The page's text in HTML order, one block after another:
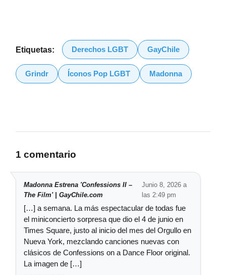
Etiquetas: Derechos LGBT GayChile
Grindr Íconos Pop LGBT Madonna
1 comentario
Madonna Estrena 'Confessions II –
The Film' | GayChile.com
Junio 8, 2026 a
las 2:49 pm
[…] a semana. La más espectacular de todas fue
el miniconcierto sorpresa que dio el 4 de junio en
Times Square, justo al inicio del mes del Orgullo en
Nueva York, mezclando canciones nuevas con
clásicos de Confessions on a Dance Floor original.
La imagen de […]